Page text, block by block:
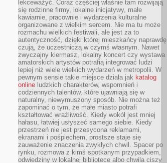
lekceważyć. Coraz częściej właśnie tam rozwijają
się rodzinne firmy, lokalne inicjatywy, małe
kawiarnie, pracownie i wydarzenia kulturalne
organizowane z wielkim sercem. Nie ma tu może
rozmachu wielkich festiwali, ale jest za to
autentyczność, dzięki której mieszkańcy naprawdę
czują, że uczestniczą w czymś własnym. Nawet
zwyczajny kiermasz, lokalny koncert czy wystawa
amatorskich artystów potrafią integrować ludzi
lepiej niż wiele wielkich wydarzeń w metropolii. W
pewnym sensie takie miejsce działa jak katalog
online ludzkich charakterów, wspomnień i
codziennych talentów, które ujawniają się w
naturalny, niewymuszony sposób. Nie można też
zapominać o tym, że małe miasto potrafi
kształtować wrażliwość. Kiedy wokół jest mniej
hałasu, łatwiej usłyszeć samego siebie. Kiedy
przestrzeń nie jest przesycona reklamami,
ekranami i pośpiechem, prostsze staje się
zauważenie znaczenia zwykłych chwil. Spacer po
rynku, rozmowa z kimś spotkanym przypadkiem,
odwiedziny w lokalnej bibliotece albo chwila ciszy